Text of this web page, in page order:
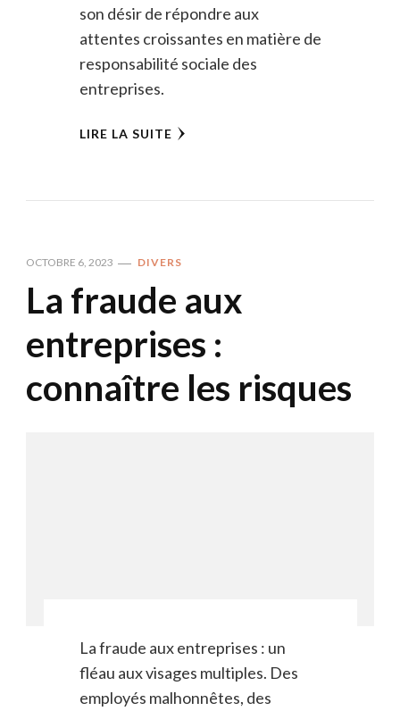
son désir de répondre aux
attentes croissantes en matière de
responsabilité sociale des
entreprises.
LIRE LA SUITE
OCTOBRE 6, 2023 DIVERS
La fraude aux
entreprises :
connaître les risques
La fraude aux entreprises : un
fléau aux visages multiples. Des
employés malhonnêtes, des